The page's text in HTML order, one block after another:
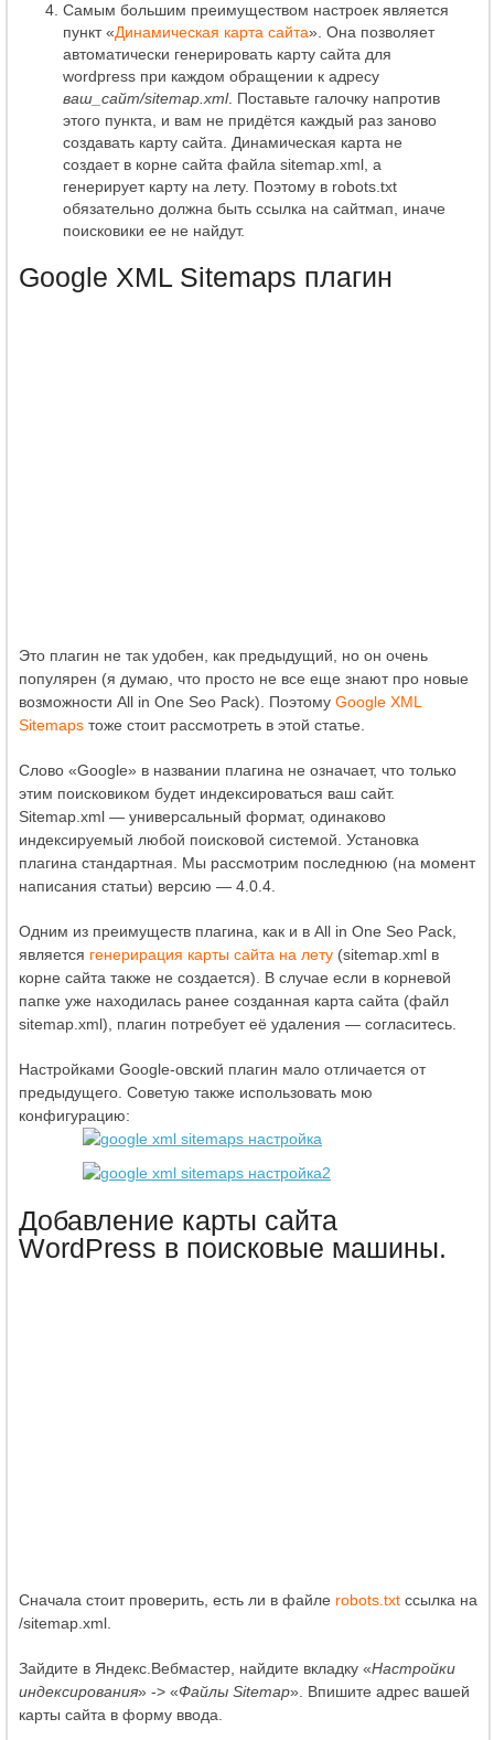
Самым большим преимуществом настроек является
пункт «Динамическая карта сайта». Она позволяет
автоматически генерировать карту сайта для
wordpress при каждом обращении к адресу
ваш_сайт/sitemap.xml. Поставьте галочку напротив
этого пункта, и вам не придётся каждый раз заново
создавать карту сайта. Динамическая карта не
создает в корне сайта файла sitemap.xml, а
генерирует карту на лету. Поэтому в robots.txt
обязательно должна быть ссылка на сайтмап, иначе
поисковики ее не найдут.
Google XML Sitemaps плагин
Это плагин не так удобен, как предыдущий, но он очень
популярен (я думаю, что просто не все еще знают про новые
возможности All in One Seo Pack). Поэтому Google XML
Sitemaps тоже стоит рассмотреть в этой статье.
Слово «Google» в названии плагина не означает, что только
этим поисковиком будет индексироваться ваш сайт.
Sitemap.xml — универсальный формат, одинаково
индексируемый любой поисковой системой. Установка
плагина стандартная. Мы рассмотрим последнюю (на момент
написания статьи) версию — 4.0.4.
Одним из преимуществ плагина, как и в All in One Seo Pack,
является генерирация карты сайта на лету (sitemap.xml в
корне сайта также не создается). В случае если в корневой
папке уже находилась ранее созданная карта сайта (файл
sitemap.xml), плагин потребует её удаления — согласитесь.
Настройками Google-овский плагин мало отличается от
предыдущего. Советую также использовать мою
конфигурацию:
Добавление карты сайта
WordPress в поисковые машины.
Сначала стоит проверить, есть ли в файле robots.txt ссылка на
/sitemap.xml.
Зайдите в Яндекс.Вебмастер, найдите вкладку «Настройки
индексирования» -> «Файлы Sitemap». Впишите адрес вашей
карты сайта в форму ввода.